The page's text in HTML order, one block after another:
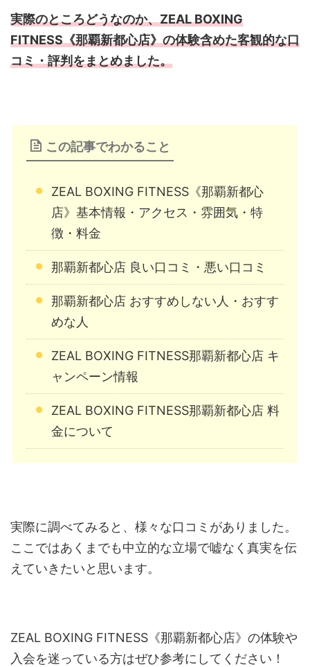
実際のところどうなのか、ZEAL BOXING
FITNESS《那覇新都心店》の体験含めた客観的な口
コミ・評判をまとめました。
この記事でわかること
ZEAL BOXING FITNESS《那覇新都心
店》基本情報・アクセス・雰囲気・特
徴・料金
那覇新都心店 良い口コミ・悪い口コミ
那覇新都心店 おすすめしない人・おすす
めな人
ZEAL BOXING FITNESS那覇新都心店 キ
ャンペーン情報
ZEAL BOXING FITNESS那覇新都心店 料
金について
実際に調べてみると、様々な口コミがありました。
ここではあくまでも中立的な立場で嘘なく真実を伝
えていきたいと思います。
ZEAL BOXING FITNESS《那覇新都心店》の体験や
入会を迷っている方はぜひ参考にしてください！